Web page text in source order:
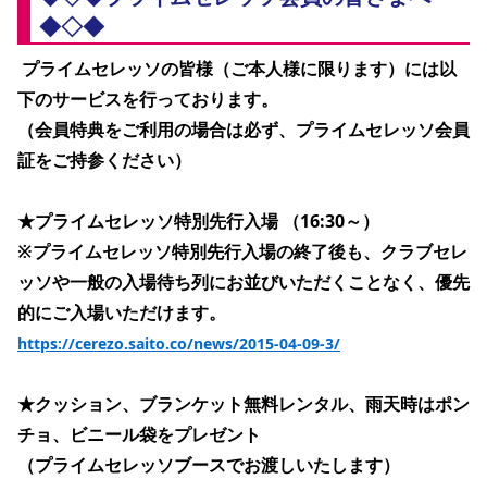
◆◇◆
下のサービスを行っております。
（会員特典をご利用の場合は必ず、プライムセレッソ会員
証をご持参ください）
★プライムセレッソ特別先行入場 （16:30～）
※プライムセレッソ特別先行入場の終了後も、クラブセレ
ッソや一般の入場待ち列にお並びいただくことなく、優先
的にご入場いただけます。
https://cerezo.saito.co/news/2015-04-09-3/
★クッション、ブランケット無料レンタル、雨天時はポン
チョ、ビニール袋をプレゼント
（プライムセレッソブースでお渡しいたします）